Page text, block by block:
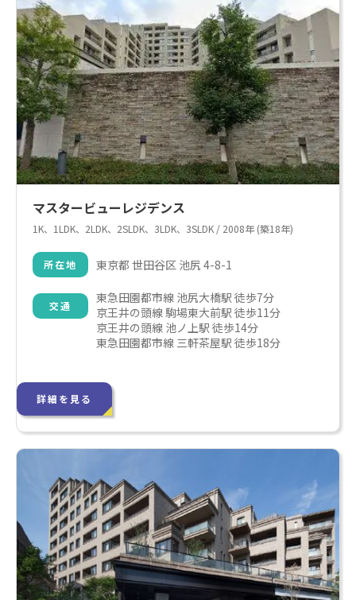
マスタービューレジデンス
1K、1LDK、2LDK、2SLDK、3LDK、3SLDK / 2008年 (築18年)
所在地 東京都 世田谷区 池尻 4-8-1
交通
東急田園都市線 池尻大橋駅 徒歩7分
京王井の頭線 駒場東大前駅 徒歩11分
京王井の頭線 池ノ上駅 徒歩14分
東急田園都市線 三軒茶屋駅 徒歩18分
詳細を見る